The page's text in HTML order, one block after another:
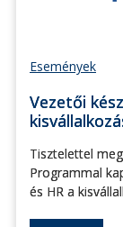
Események
Vezetői
Tisztelettel
Programmal
és HR a